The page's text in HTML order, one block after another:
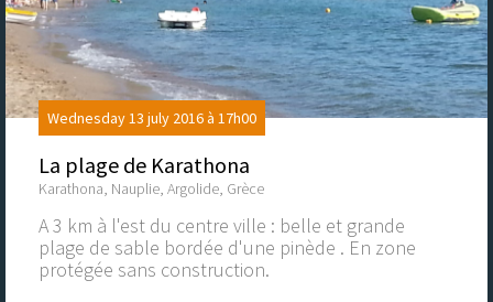
Wednesday 13 july 2016 à 17h00
La plage de Karathona
Karathona, Nauplie, Argolide, Grèce
A 3 km à l'est du centre ville : belle et grande
plage de sable bordée d'une pinède . En zone
protégée sans construction.